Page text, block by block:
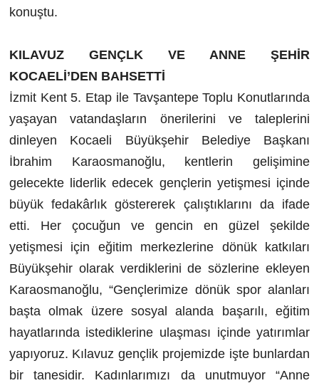
konuştu.
KILAVUZ GENÇLK VE ANNE ŞEHİR
KOCAELİ’DEN BAHSETTİ
İzmit Kent 5. Etap ile Tavşantepe Toplu Konutlarında
yaşayan vatandaşların önerilerini ve taleplerini
dinleyen Kocaeli Büyükşehir Belediye Başkanı
İbrahim Karaosmanoğlu, kentlerin gelişimine
gelecekte liderlik edecek gençlerin yetişmesi içinde
büyük fedakârlık göstererek çalıştıklarını da ifade
etti. Her çocuğun ve gencin en güzel şekilde
yetişmesi için eğitim merkezlerine dönük katkıları
Büyükşehir olarak verdiklerini de sözlerine ekleyen
Karaosmanoğlu, “Gençlerimize dönük spor alanları
başta olmak üzere sosyal alanda başarılı, eğitim
hayatlarında istediklerine ulaşması içinde yatırımlar
yapıyoruz. Kılavuz gençlik projemizde işte bunlardan
bir tanesidir. Kadınlarımızı da unutmuyor “Anne